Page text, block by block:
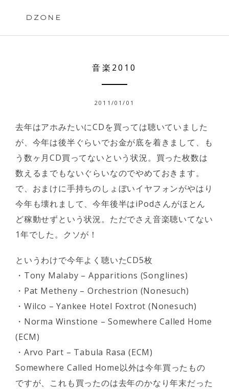
DZONE
音楽2010
2011/01/01
去年はアホみたいにCDを買っては聴いていました
が、今年は後半ぐらいでお金が底を着きまして、も
う数ヶ月CD買ってないという状況。買った枚数は
数えるまでもないぐらいなのでやめておきます。
で、おまけに手持ちのしょぼいイヤフォンがやはり
今年も壊れまして、今年後半はiPodさんがほとん
ど稼動せずという状況。ただでさえ音楽聴いてない
1年でした。クソが！
というわけで今年よく聴いたCD5枚
・Tony Malaby – Apparitions (Songlines)
・Pat Metheny – Orchestrion (Nonesuch)
・Wilco – Yankee Hotel Foxtrot (Nonesuch)
・Norma Winstione – Somewhere Called Home
(ECM)
・Arvo Part – Tabula Rasa (ECM)
Somewhere Called Home以外は今年買ったもの
ですが、これも買ったのは去年のかなり年末だった